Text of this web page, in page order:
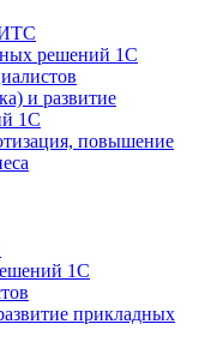
ИТС
решений 1С
и развитие
1С
повышение
1С
прикладных